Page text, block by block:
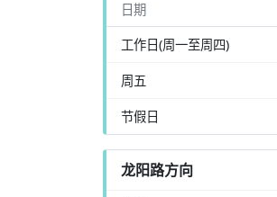
日期
工作日(周一至周四)
周五
节假日
龙阳路方向